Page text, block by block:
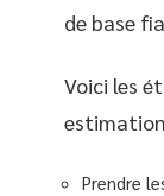
de base
Voici les
Prendre